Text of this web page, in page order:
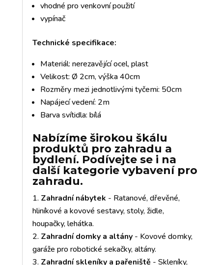
vhodné pro venkovní použití
vypínač
Technické specifikace:
Materiál: nerezavějící ocel, plast
Velikost: Ø 2cm, výška 40cm
Rozměry mezi jednotlivými tyčemi: 50cm
Napájecí vedení: 2m
Barva svítidla: bílá
Nabízíme širokou škálu
produktů pro zahradu a
bydlení. Podívejte se i na
další kategorie vybavení pro
zahradu.
Zahradní nábytek - Ratanové, dřevěné,
hliníkové a kovové sestavy, stoly, židle,
houpačky, lehátka.
Zahradní domky a altány- Kovové domky,
garáže pro robotické sekačky, altány.
Zahradní skleníky a pařeniště - Skleníky,